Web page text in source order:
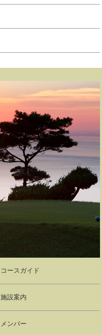
コースガイド
施設案内
メンバー